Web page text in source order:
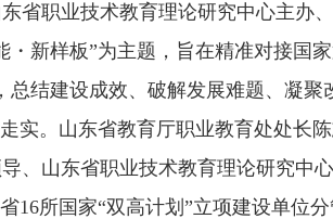
省职业技术教育理论研究中心主办
・新样板”为主题，旨在精准对接国
总结建设成效、破解发展难题、凝聚
实。山东省教育厅职业教育处处长
、山东省职业技术教育理论研究中心
16所国家“双高计划”立项建设单位